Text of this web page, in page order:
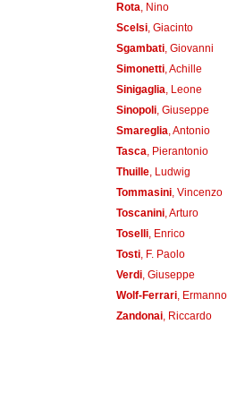
Rota , Nino
Scelsi, Giacinto
Sgambati, Giovanni
Simonetti, Achille
Sinigaglia , Leone
Sinopoli, Giuseppe
Smareglia , Antonio
Tasca , Pierantonio
Thuille, Ludwig
Tommasini, Vincenzo
Toscanini, Arturo
Toselli, Enrico
Tosti, F. Paolo
Verdi, Giuseppe
Wolf-Ferrari, Ermanno
Zandonai, Riccardo